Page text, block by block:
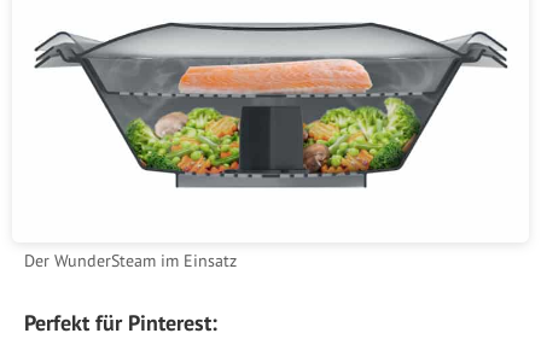
Der WunderSteam im Einsatz
Perfekt für Pinterest: